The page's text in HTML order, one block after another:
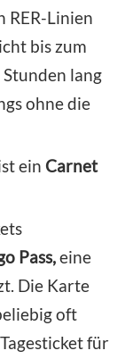
RER-Linien
bis zum
lang
ohne die
ein Carnet
Pass,eine
Die Karte
oft
für